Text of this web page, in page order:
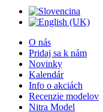
O nás
Pridaj sa k nám
Novinky
Kalendár
Info o akciách
Recenzie modelov
Nitra Model